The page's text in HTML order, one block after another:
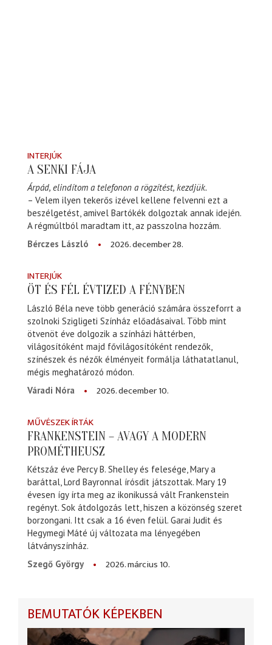
INTERJÚK
A SENKI FÁJA
Árpád, elindítom a telefonon a rögzítést, kezdjük.
– Velem ilyen tekerős izével kellene felvenni ezt a
beszélgetést, amivel Bartókék dolgoztak annak idején.
A régmúltból maradtam itt, az passzolna hozzám.
Bérczes László
2026. december 28.
INTERJÚK
ÖT ÉS FÉL ÉVTIZED A FÉNYBEN
László Béla neve több generáció számára összeforrt a
szolnoki Szigligeti Színház előadásaival. Több mint
ötvenöt éve dolgozik a színházi háttérben,
világosítóként majd fővilágosítóként rendezők,
színészek és nézők élményeit formálja láthatatlanul,
mégis meghatározó módon.
Váradi Nóra
2026. december 10.
MŰVÉSZEK ÍRTÁK
FRANKENSTEIN – AVAGY A MODERN
PROMÉTHEUSZ
Kétszáz éve Percy B. Shelley és felesége, Mary a
baráttal, Lord Bayronnal írósdit játszottak. Mary 19
évesen így írta meg az ikonikussá vált Frankenstein
regényt. Sok átdolgozás lett, hiszen a közönség szeret
borzongani. Itt csak a 16 éven felül. Garai Judit és
Hegymegi Máté új változata ma lényegében
látványszínház.
Szegő György
2026. március 10.
BEMUTATÓK KÉPEKBEN